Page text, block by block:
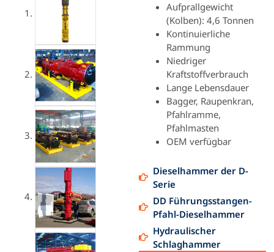
Aufprallgewicht
(Kolben): 4,6 Tonnen
Kontinuierliche
Rammung
Niedriger
Kraftstoffverbrauch
Lange Lebensdauer
Bagger, Raupenkran,
Pfahlramme,
Pfahlmasten
OEM verfügbar
Dieselhammer der D-
Serie
DD Führungsstangen-
Pfahl-Dieselhammer
Hydraulischer
Schlaghammer